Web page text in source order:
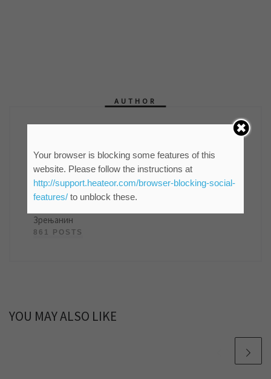
AUTHOR
мр Синиша Гајин
Руководилац Службе информисања и пословних
Зрењанин
861 POSTS
YOU MAY ALSO LIKE
Your browser is blocking some features of this
website. Please follow the instructions at
http://support.heateor.com/browser-blocking-social-
features/to unblock these.